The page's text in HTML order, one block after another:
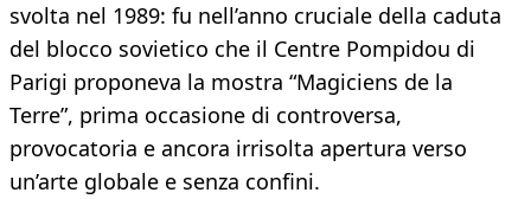
svolta nel 1989: fu nell’anno cruciale della caduta
del blocco sovietico che il Centre Pompidou di
Parigi proponeva la mostra “Magiciens de la
Terre”, prima occasione di controversa,
provocatoria e ancora irrisolta apertura verso
un’arte globale e senza confini.